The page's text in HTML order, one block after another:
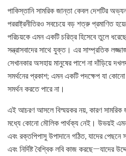
পাকিস্তানি সামরিক জান্তা কেবল দেশটির
পররাষ্ট্রনীতিরও সবচেয়ে বড় শত্রু প্রমাণিত
পরিচয়কে এমন একটি চরিত্র হিসেবে তুলে ধরেছে
সন্ত্রাসবাদের সাথে যুক্ত। এর সাম্প্রতিক
সেখানকার অসহায় মানুষের পাশে না দাঁড়িয়ে
সমর্থনের প্রকাশ; এমন একটি পদক্ষেপ যা
সমর্থন করতে পারে না।
এই আচরণ আসলে বিস্ময়কর নয়, কারণ সামরিক
মধ্যে কোনো মৌলিক পার্থক্য নেই। উভয়ই এমন
এবং রক্তপিপাসু উপাদানে গঠিত, যাদের পেছনে
এবং নির্দিষ্ট বৈশ্বিক লবি কাজ করছে—যাদের